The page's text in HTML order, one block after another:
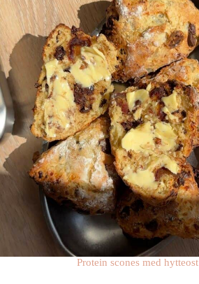
Protein scones med hytteost